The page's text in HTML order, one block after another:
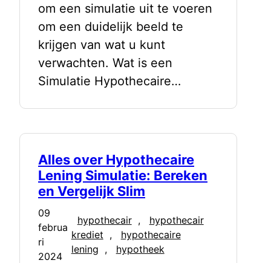
om een simulatie uit te voeren
om een duidelijk beeld te
krijgen van wat u kunt
verwachten. Wat is een
Simulatie Hypothecaire…
Alles over Hypothecaire
Lening Simulatie: Bereken
en Vergelijk Slim
09
februa
ri
2024
hypothecair ,
hypothecair
krediet ,
hypothecaire
lening , hypotheek